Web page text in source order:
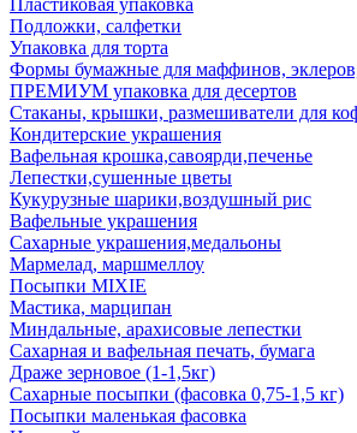
Пластиковая упаковка
Подложки, салфетки
Упаковка для торта
Формы бумажные для маффинов,
ПРЕМИУМ упаковка для десертов
Стаканы, крышки, размешиватели для
Кондитерские украшения
Вафельная крошка,савоярди,печенье
Лепестки,сушенные цветы
Кукурузные шарики,воздушный рис
Вафельные украшения
Сахарные украшения,медальоны
Мармелад, маршмеллоу
Посыпки MIXIE
Мастика, марципан
Миндальные, арахисовые лепестки
Сахарная и вафельная печать, бумага
Драже зерновое (1-1,5кг)
Сахарные посыпки (фасовка 0,75-1,5 кг)
Посыпки маленькая фасовка